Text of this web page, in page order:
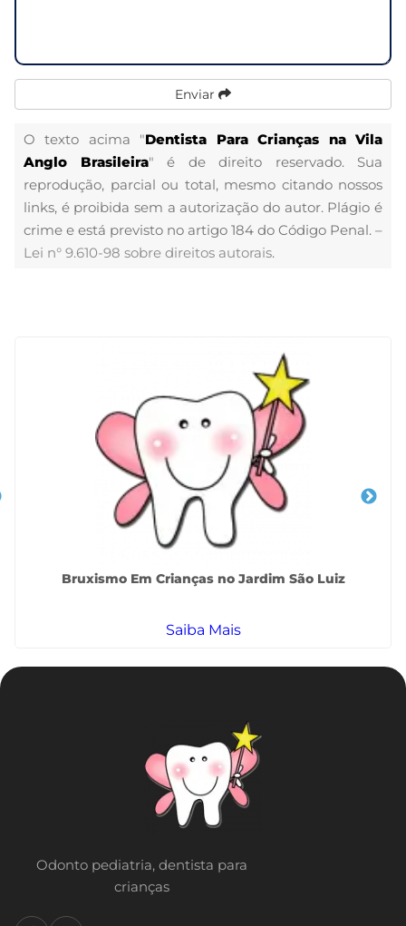
Enviar
O texto acima "Dentista Para Crianças na Vila
Anglo Brasileira" é de direito reservado. Sua
reprodução, parcial ou total, mesmo citando nossos
links, é proibida sem a autorização do autor. Plágio é
crime e está previsto no artigo 184 do Código Penal. –
Lei n° 9.610-98 sobre direitos autorais.
Bruxismo Em Crianças no Jardim São Luiz
Saiba Mais
Odonto pediatria, dentista para
crianças